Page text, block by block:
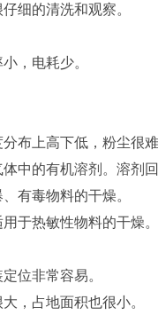
细的清洗和观察。
，电耗少。
布上高下低，粉尘很
中的有机溶剂。溶剂
有毒物料的干燥。
于热敏性物料的干燥。
位非常容易。
，占地面积也很小。